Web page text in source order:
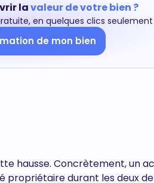
lavaleur de votre bien ?
en quelques clics seulement
de mon bien
hausse. Concrètement, un
propriétaire durant les deux